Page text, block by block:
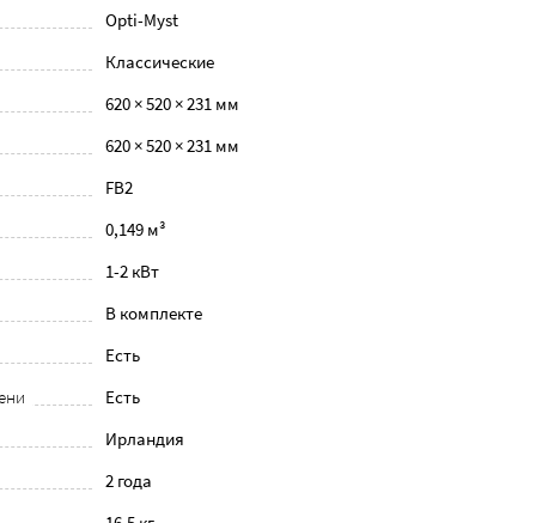
Opti-Myst
Классические
620 × 520 × 231 мм
620 × 520 × 231 мм
FB2
0,149 м³
1-2 кВт
В комплекте
Есть
Есть
Ирландия
2 года